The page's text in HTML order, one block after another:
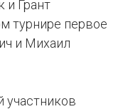
и Грант
турнире первое
и Михаил
участников